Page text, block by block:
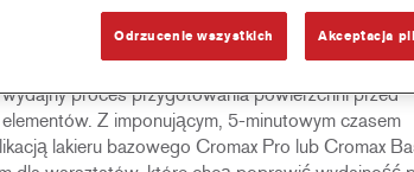
technologii Axalta, podkłady
Performance Non-Sanding Surfacers marki
proces przygotowania powierzchni przed
Z imponującym, 5-minutowym czasem
lakieru bazowego Cromax Pro lub Cromax
Odrzucenie wszystkich Akceptacja